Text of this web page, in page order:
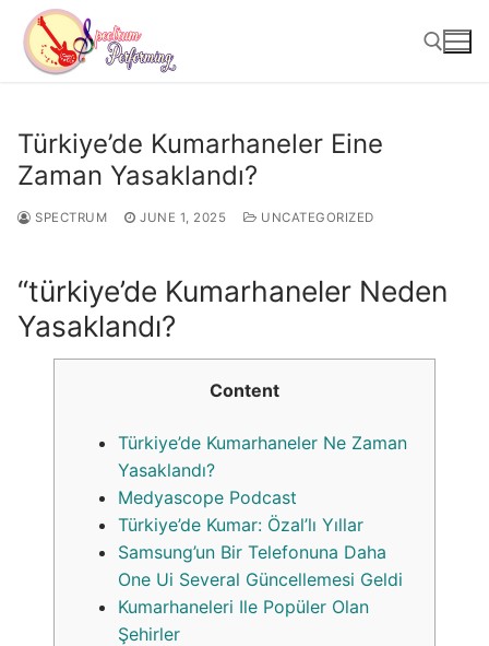
Skip
content
Search for:
Türkiye’de Kumarhaneler Eine
Zaman Yasaklandı?
SPECTRUM JUNE 1, 2025 UNCATEGORIZED
“türkiye’de Kumarhaneler Neden
Yasaklandı?
Content
Türkiye’de Kumarhaneler Ne Zaman
Yasaklandı?
Medyascope Podcast
Türkiye’de Kumar: Özal’lı Yıllar
Samsung’un Bir Telefonuna Daha
One Ui Several Güncellemesi Geldi
Kumarhaneleri Ile Popüler Olan
Şehirler